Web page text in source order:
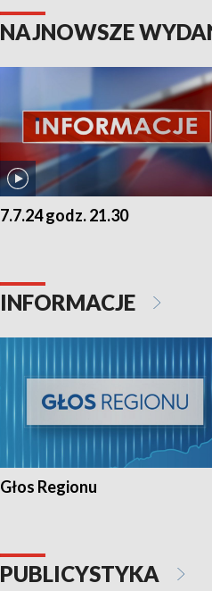
NAJNOWSZE
7.7.24 godz. 21.30
INFORMACJE
Głos Regionu
PUBLICYSTYKA